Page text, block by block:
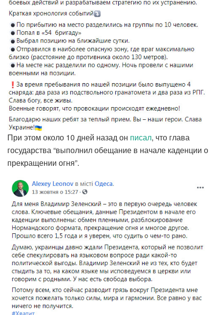
При этом около 10 дней назад он писал, что глава
государства “выполнил обещание в начале каденции о
прекращении огня”.